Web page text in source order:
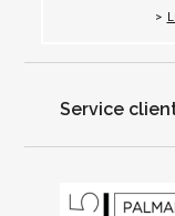
Service